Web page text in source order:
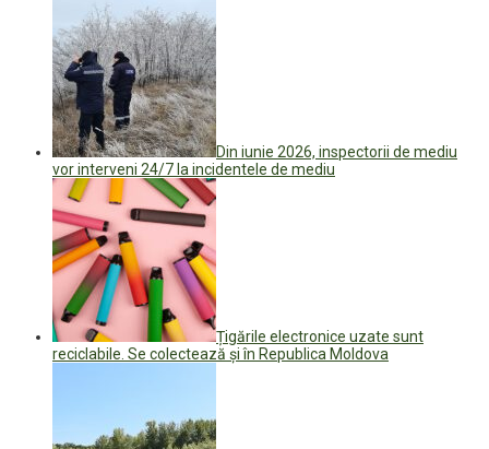
Din iunie 2026, inspectorii de mediu
vor interveni 24/7 la incidentele de mediu
Țigările electronice uzate sunt
reciclabile. Se colectează și în Republica Moldova